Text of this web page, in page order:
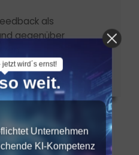
als
gegenüber
jetzt wird´s ernst!
weit.
Unternehmen
KI-Kompetenz